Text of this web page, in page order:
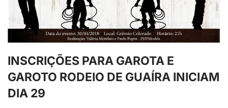
INSCRIÇÕES PARA GAROTA E
GAROTO RODEIO DE GUAÍRA INICIAM
DIA 29